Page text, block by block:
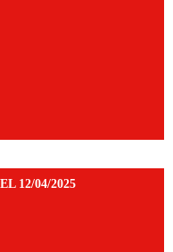
12/04/2025